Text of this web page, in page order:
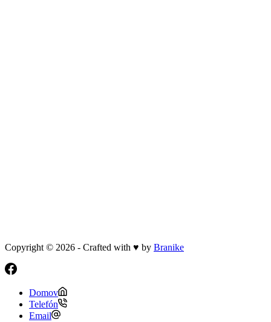
Copyright © 2026 - Crafted with ♥ by Branike
Domov
Telefón
Email